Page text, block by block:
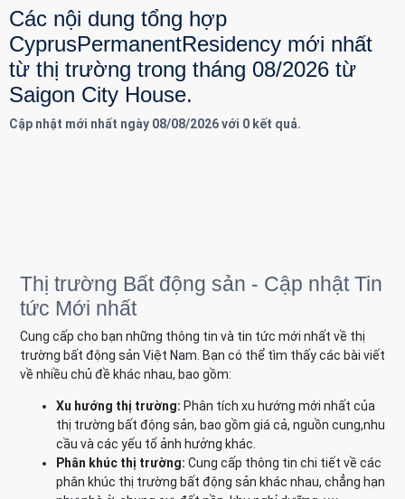
Các nội dung tổng hợp
CyprusPermanentResidency mới nhất
từ thị trường trong tháng 08/2026 từ
Saigon City House.
Cập nhật mới nhất ngày 08/08/2026 với 0 kết quả.
Thị trường Bất động sản - Cập nhật Tin
tức Mới nhất
Cung cấp cho bạn những thông tin và tin tức mới nhất về thị
trường bất động sản Việt Nam. Bạn có thể tìm thấy các bài viết
về nhiều chủ đề khác nhau, bao gồm:
Xu hướng thị trường: Phân tích xu hướng mới nhất của
thị trường bất động sản, bao gồm giá cả, nguồn cung,nhu
cầu và các yếu tố ảnh hưởng khác.
Phân khúc thị trường: Cung cấp thông tin chi tiết về các
phân khúc thị trường bất động sản khác nhau, chẳng hạn